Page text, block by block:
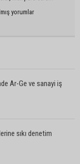
yorumlar
Ar-Ge ve sanayi iş
sıkı denetim